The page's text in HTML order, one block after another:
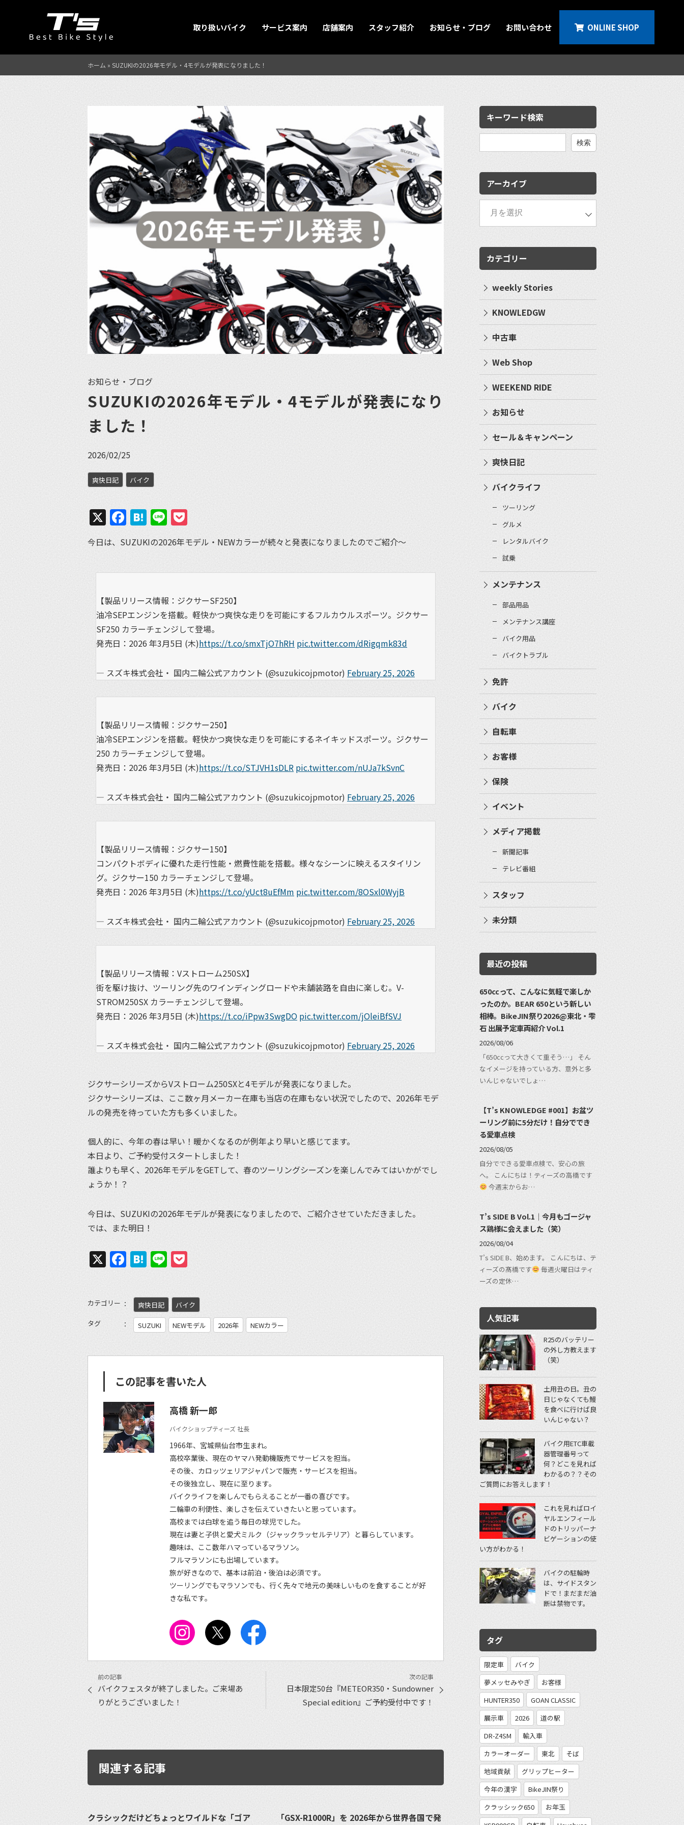
取り扱いバイク サービス案内 店舗案内 スタッフ紹介 お知らせ・ブログ お問い合わせ ONLINE SHOP
ホーム » SUZUKIの2026年モデル・4モデルが発表になりました！
お知らせ・ブログ
SUZUKIの2026年モデル・4モデルが発表になり
ました！
2026/02/25
爽快日記 バイク
X Facebook
Hatena
Line
今日は、SUZUKIの2026年モデル・NEWカラーが続々と発表になりましたのでご紹介〜
【製品リリース情報：ジクサーSF250】
油冷SEPエンジンを搭載。軽快かつ爽快な走りを可能にするフルカウルスポーツ。ジクサー
SF250 カラーチェンジして登場。
発売日：2026 年3月5日 (木)https://t.co/smxTjO7hRH pic.twitter.com/dRigqmk83d
— スズキ株式会社・ 国内二輪公式アカウント (@suzukicojpmotor) February 25, 2026
【製品リリース情報：ジクサー250】
油冷SEPエンジンを搭載。軽快かつ爽快な走りを可能にするネイキッドスポーツ。ジクサー
250 カラーチェンジして登場。
発売日：2026 年3月5日 (木)https://t.co/STJVH1sDLR pic.twitter.com/nUJa7kSvnC
— スズキ株式会社・ 国内二輪公式アカウント (@suzukicojpmotor) February 25, 2026
【製品リリース情報：ジクサー150】
コンパクトボディに優れた走行性能・燃費性能を搭載。様々なシーンに映えるスタイリン
グ。ジクサー150 カラーチェンジして登場。
発売日：2026 年3月5日 (木)https://t.co/yUct8uEfMm pic.twitter.com/8OSxl0WyjB
— スズキ株式会社・ 国内二輪公式アカウント (@suzukicojpmotor) February 25, 2026
【製品リリース情報：Vストローム250SX】
街を駆け抜け、ツーリング先のワインディングロードや未舗装路を自由に楽しむ。V-
STROM250SX カラーチェンジして登場。
発売日：2026 年3月5日 (木)https://t.co/iPpw3SwgDO pic.twitter.com/jOleiBfSVJ
— スズキ株式会社・ 国内二輪公式アカウント (@suzukicojpmotor) February 25, 2026
ジクサーシリーズからVストローム250SXと4モデルが発表になりました。
ジクサーシリーズは、ここ数ヶ月メーカー在庫も当店の在庫もない状況でしたので、2026年モデ
ルの発売を待っていた方も多くいました。
個人的に、今年の春は早い！暖かくなるのが例年より早いと感じてます。
本日より、ご予約受付スタートしました！
誰よりも早く、2026年モデルをGETして、春のツーリングシーズンを楽しんでみてはいかがでし
ょうか！？
今日は、SUZUKIの2026年モデルが発表になりましたので、ご紹介させていただきました。
では、また明日！
X Facebook
Hatena
Line
カテゴリー 爽快日記
バイク
タグ
SUZUKI NEWモデル 2026年 NEWカラー
この記事を書いた人
高橋 新一郎
バイクショップティーズ 社長
1966年、宮城県仙台市生まれ。
高校卒業後、現在のヤマハ発動機販売でサービスを担当。
その後、カロッツェリアジャパンで販売・サービスを担当。
その後独立し、現在に至ります。
バイクライフを楽しんでもらえることが一番の喜びです。
二輪車の利便性、楽しさを伝えていきたいと思っています。
高校までは白球を追う毎日の球児でした。
現在は妻と子供と愛犬ミルク（ジャックラッセルテリア）と暮らしています。
趣味は、ここ数年ハマっているマラソン。
フルマラソンにも出場しています。
旅が好きなので、基本は前泊・後泊は必須です。
ツーリングでもマラソンでも、行く先々で地元の美味しいものを食することが好
きな私です。
バイクフェスタが終了しました。ご来場あ
りがとうございました！
日本限定50台『METEOR350・Sundowner
Special edition』ご予約受付中です！
関連する記事
クラシックだけどちょっとワイルドな「ゴア
「GSX-R1000R」を 2026年から世界各国で発
キーワード検索
検
アーカイブ
カテゴリー
weekly Stories
KNOWLEDGW
中古車
Web Shop
WEEKEND RIDE
お知らせ
セール＆キャンペーン
爽快日記
バイクライフ
ツーリング
グルメ
レンタルバイク
試乗
メンテナンス
部品用品
メンテナンス講座
バイク用品
バイクトラブル
免許
バイク
自転車
お客様
保険
イベント
メディア掲載
新聞記事
テレビ番組
スタッフ
未分類
最近の投稿
650ccって、こんなに気軽で楽しか
ったのか。BEAR 650という新しい
相棒。BikeJIN祭り2026@東北・雫
石 出展予定車両紹介 Vol.1
2026/08/06
「650ccって大きくて重そう…」 そん
なイメージを持っている方、意外と多
いんじゃないでしょ…
【T’s KNOWLEDGE #001】お盆ツ
ーリング前に5分だけ！自分ででき
る愛車点検
2026/08/05
自分でできる愛車点検で、安心の旅
へ。 こんにちは！ティーズの高橋です
今週末からお…
T’s SIDE B Vol.1｜今月もゴージャ
ス鶏様に会えました（笑）
2026/08/04
T’s SIDE B、始めます。 こんにちは、テ
ィーズの髙橋です
毎週火曜日はティ
ーズの定休…
人気記事
R25のバッテリー
の外し方教えます
（笑）
土用丑の日。丑の
日じゃなくても鰻
を食べに行けば良
いんじゃない？
バイク用ETC車載
器管理番号って
何？どこを見れば
わかるの？？その
ご質問にお答えします！
これを見ればロイ
ヤルエンフィール
ドのトリッパーナ
ビゲーションの使
い方がわかる！
バイクの駐輪時
は、サイドスタン
ドで！まだまだ油
断は禁物です。
タグ
限定車
バイク
夢メッセみやぎ
お客様
HUNTER350
GOAN CLASSIC
展示車
2026
道の駅
DR-Z4SM
輸入車
カラーオーダー
東北
そば
地域貢献
グリップヒーター
今年の漢字
BikeJIN祭り
クラッシック650
お年玉